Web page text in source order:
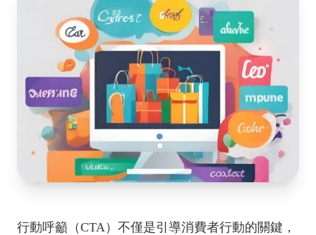
行動呼籲（CTA）不僅是引導消費者行動的關鍵，